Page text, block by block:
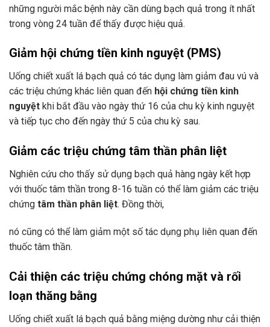
những người mắc bệnh này cần dùng bạch quả trong ít nhất
trong vòng 24 tuần để thấy được hiệu quả.
Giảm hội chứng tiền kinh nguyệt (PMS)
Uống chiết xuất lá bạch quả có tác dụng làm giảm đau vú và
các triệu chứng khác liên quan đến hội chứng tiền kinh
nguyệt khi bắt đầu vào ngày thứ 16 của chu kỳ kinh nguyệt
và tiếp tục cho đến ngày thứ 5 của chu kỳ sau.
Giảm các triệu chứng tâm thần phân liệt
Nghiên cứu cho thấy sử dụng bạch quả hàng ngày kết hợp
với thuốc tâm thần trong 8-16 tuần có thể làm giảm các triệu
chứng tâm thần phân liệt. Đồng thời,
nó cũng có thể làm giảm một số tác dụng phụ liên quan đến
thuốc tâm thần.
Cải thiện các triệu chứng chóng mặt và rối
loạn thăng bằng
Uống chiết xuất lá bạch quả bằng miệng dường như cải thiện